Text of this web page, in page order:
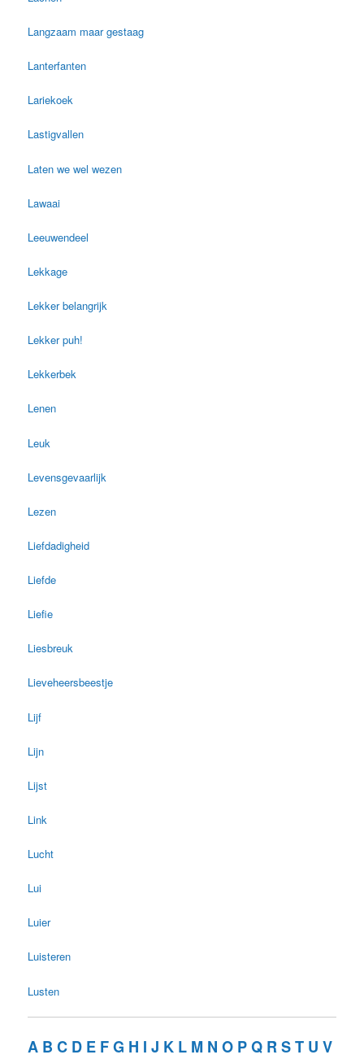
Langzaam maar gestaag
Lanterfanten
Lariekoek
Lastigvallen
Laten we wel wezen
Lawaai
Leeuwendeel
Lekkage
Lekker belangrijk
Lekker puh!
Lekkerbek
Lenen
Leuk
Levensgevaarlijk
Lezen
Liefdadigheid
Liefde
Liefie
Liesbreuk
Lieveheersbeestje
Lijf
Lijn
Lijst
Link
Lucht
Lui
Luier
Luisteren
Lusten
A B C D E FG H I J K L M N O PQ RST U V